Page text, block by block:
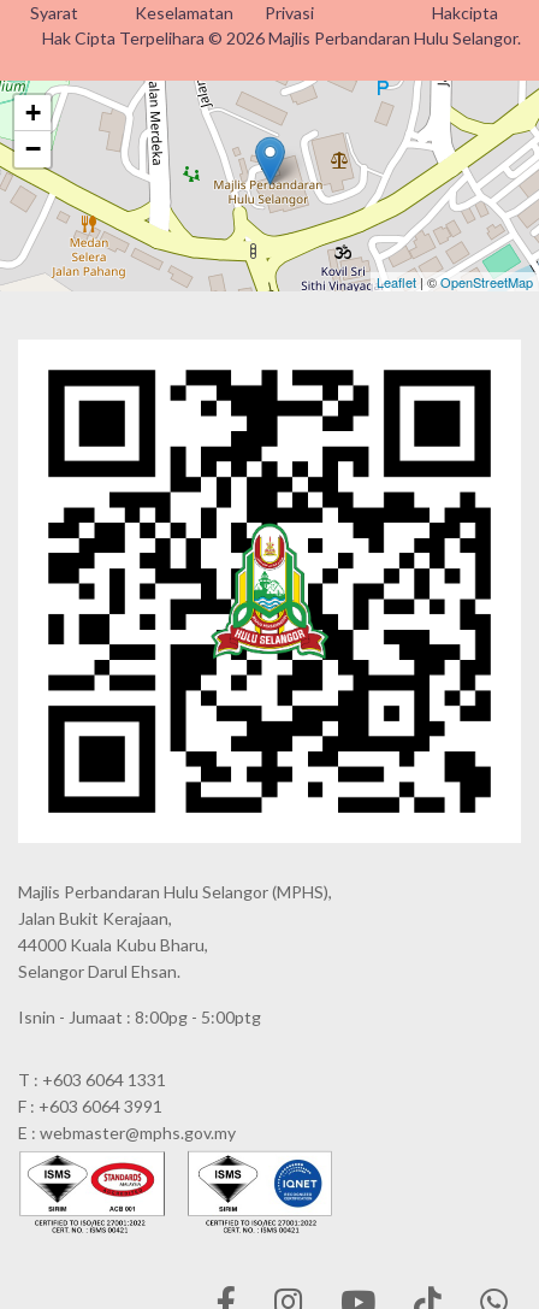
Syarat
Keselamatan
Privasi
Hakcipta
Hak Cipta Terpelihara © 2026 Majlis Perbandaran Hulu Selangor.
+
−
Leaflet | ©OpenStreetMap
Majlis Perbandaran Hulu Selangor (MPHS),
Jalan Bukit Kerajaan,
44000 Kuala Kubu Bharu,
Selangor Darul Ehsan.
Isnin - Jumaat : 8:00pg - 5:00ptg
T : +603 6064 1331
F : +603 6064 3991
E : webmaster@mphs.gov.my